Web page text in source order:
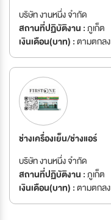
บริษัท งานหนึ่ง จำกัด
สถานที่ปฏิบัติงาน :ภูเก็ต
เงินเดือน(บาท) :ตามตกลง
ช่างเครื่องเย็น/ช่างแอร์
บริษัท งานหนึ่ง จำกัด
สถานที่ปฏิบัติงาน :ภูเก็ต
เงินเดือน(บาท) :ตามตกลง